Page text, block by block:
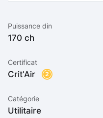
Puissance din
170 ch
Certificat
Crit'Air 2
Catégorie
Utilitaire